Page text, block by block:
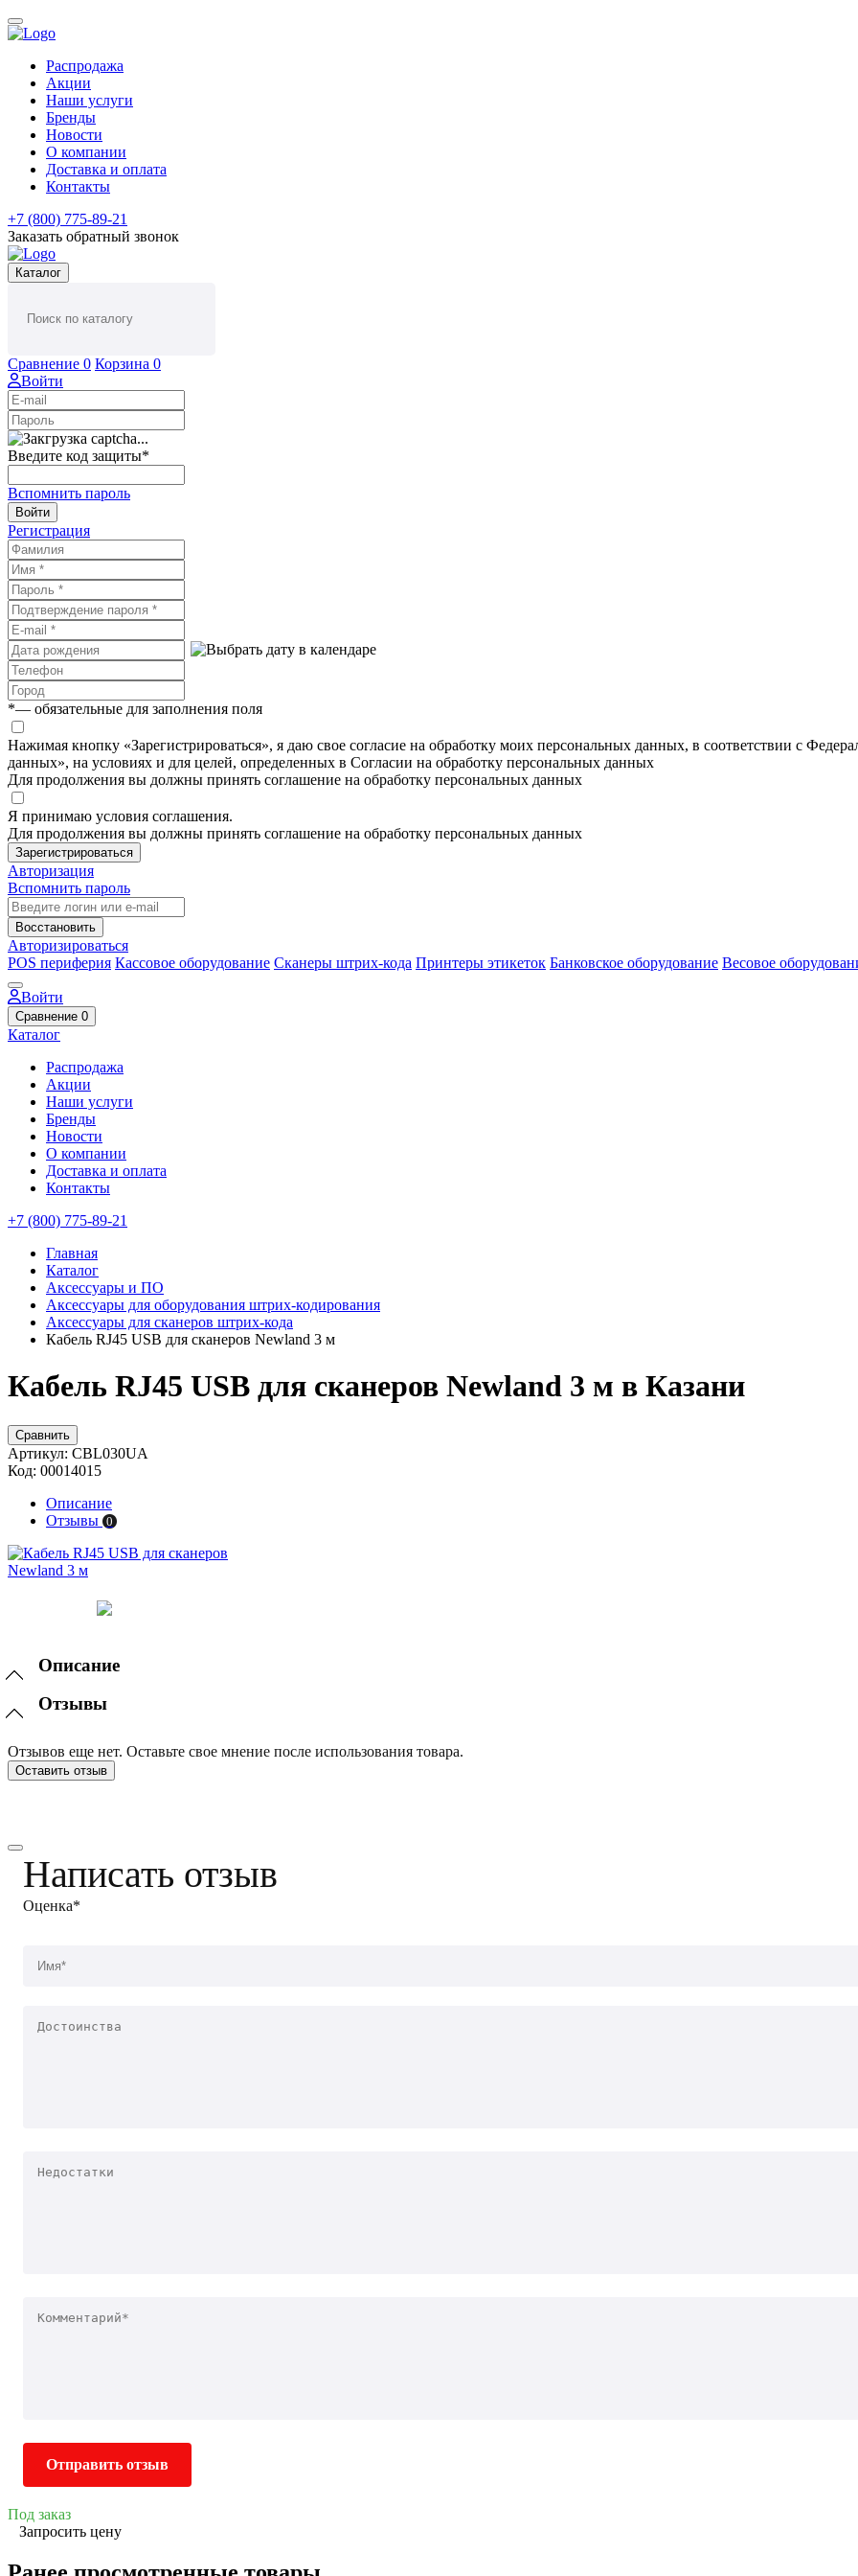
Распродажа
Акции
Наши услуги
Бренды
Новости
О компании
Доставка и оплата
Контакты
+7 (800) 775-89-21
Заказать обратный звонок
Каталог
Сравнение 0 Корзина 0
Войти
Введите код защиты*
Вспомнить пароль
Войти
Регистрация
*— обязательные для заполнения поля
Нажимая кнопку «Зарегистрироваться», я даю свое согласие на обработку моих персональных данных, в соответствии с
данных», на условиях и для целей, определенных в Согласии на обработку персональных данных
Для продолжения вы должны принять соглашение на обработку персональных данных
Я принимаю условия соглашения.
Для продолжения вы должны принять соглашение на обработку персональных данных
Зарегистрироваться
Авторизация
Вспомнить пароль
Восстановить
Авторизироваться
POS периферия Кассовое оборудование Сканеры штрих-кода Принтеры этикеток Банковское оборудование Весовое
Войти
Сравнение 0
Каталог
Распродажа
Акции
Наши услуги
Бренды
Новости
О компании
Доставка и оплата
Контакты
+7 (800) 775-89-21
Главная
Каталог
Аксессуары и ПО
Аксессуары для оборудования штрих-кодирования
Аксессуары для сканеров штрих-кода
Кабель RJ45 USB для сканеров Newland 3 м
Кабель RJ45 USB для сканеров Newland 3 м в Казани
Сравнить
Артикул: CBL030UA
Код: 00014015
Описание
Отзывы 0
Описание
Отзывы
Отзывов еще нет. Оставьте свое мнение после использования товара.
Оставить отзыв
Написать отзыв
Оценка*
Отправить отзыв
Под заказ
Запросить цену